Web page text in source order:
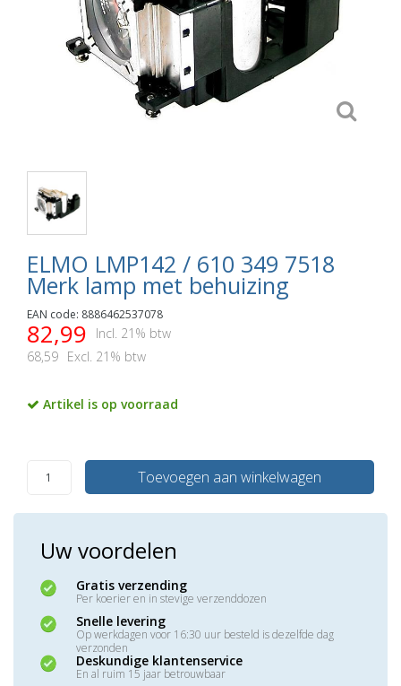
ELMO LMP142 / 610 349 7518
Merk lamp met behuizing
EAN code: 8886462537078
82,99
Incl. 21% btw
68,59 Excl. 21% btw
Artikel is op voorraad
Toevoegen aan winkelwagen
Uw voordelen
Gratis verzending
Per koerier en in stevige verzenddozen
Snelle levering
Op werkdagen voor 16:30 uur besteld is dezelfde dag
verzonden
Deskundige klantenservice
En al ruim 15 jaar betrouwbaar